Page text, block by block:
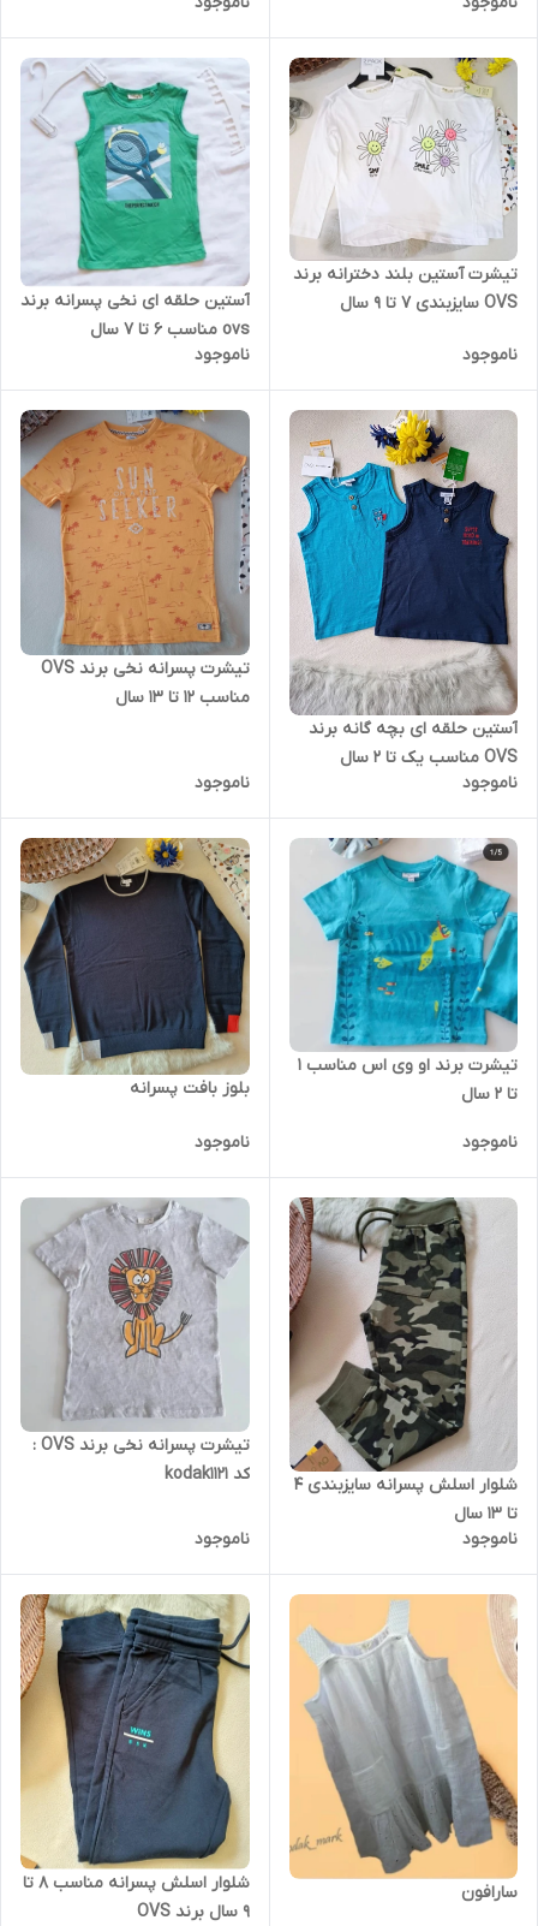
تیشرت آستین بلند دخترانه برند
OVS سایزبندی 7 تا 9 سال
ناموجود
آستین حلقه ای نخی پسرانه برند
ovs مناسب 6 تا 7 سال
ناموجود
آستین حلقه ای بچه گانه برند
OVS مناسب یک تا 2 سال
ناموجود
تیشرت پسرانه نخی برند OVS
مناسب 12 تا 13 سال
ناموجود
تیشرت برند او وی اس مناسب 1
تا 2 سال
ناموجود
بلوز بافت پسرانه
ناموجود
شلوار اسلش پسرانه سایزبندی 4
تا 13 سال
ناموجود
تیشرت پسرانه نخی برند OVS :
کد kodak1121
ناموجود
سارافون
شلوار اسلش پسرانه مناسب 8 تا
9 سال برند OVS